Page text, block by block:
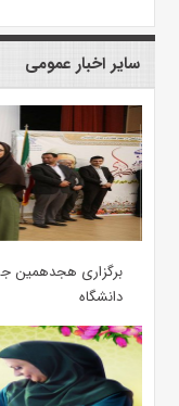
سایر اخبار عمومی
برگزاری هجدهمین
دانشگاه